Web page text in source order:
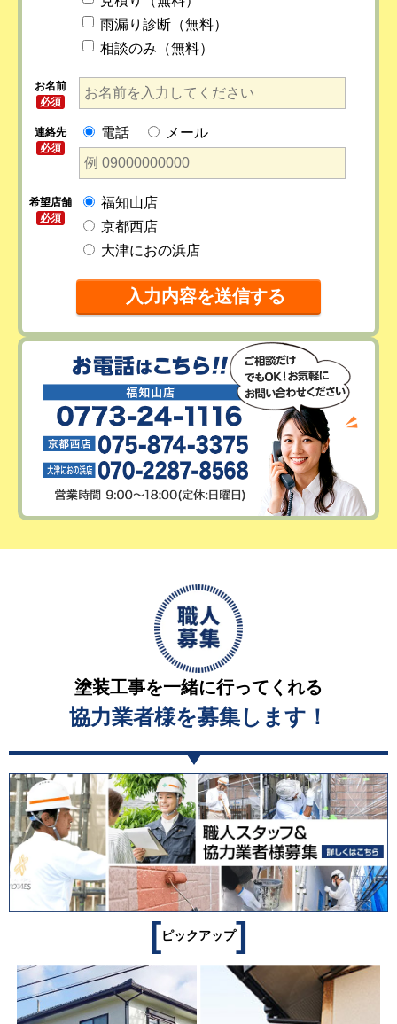
雨漏り診断（無料）
相談のみ（無料）
お名前
必須
連絡先
必須
電話 メール
希望店舗
必須
福知山店
京都西店
大津におの浜店
塗装工事を一緒に行ってくれる
協力業者様を募集します！
[ピックアップ]